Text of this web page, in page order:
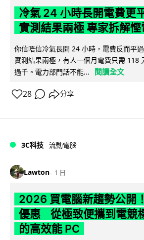
冷氣 24 小時長開電費更
實測結果兩極 專家拆解
你信唔信冷氣長開 24 小時，電費反而平
實測結果兩極，有人一個月電費只需 118
過千。電力部門話不能...
閱讀全文
28 分享
3C科技 流動電腦
Lawton 1 日
2026 買電腦新趨勢公開
優惠 從極致便攜到電競
的高效能 PC